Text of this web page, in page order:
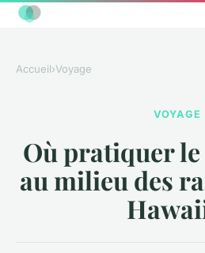
Accueil›Voyage
VOYAGE
Où pratiquer
au milieu des